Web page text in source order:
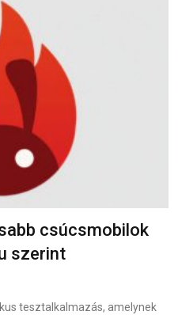
csúcsmobilok
szerint
tesztalkalmazás, amelynek